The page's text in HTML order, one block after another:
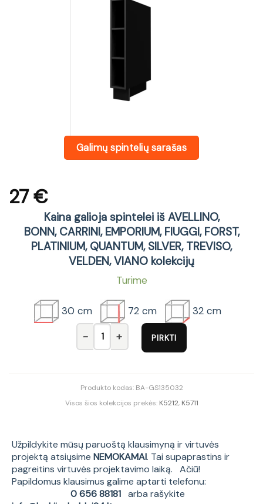
Galimų spintelių sarašas
27€
Kaina galioja spintelei iš AVELLINO,
BONN, CARRINI, EMPORIUM, FIUGGI, FORST,
PLATINIUM, QUANTUM, SILVER, TREVISO,
VELDEN, VIANO kolekcijų
Turime
30 cm 72 cm 32 cm
produkto kiekis: PLATINIUM 30 cm
PIRKTI
Produkto kodas: BA-GS135032
Visos šios kolekcijos prekės: K5212, K5711
Užpildykite mūsų paruoštą klausimyną ir virtuvės
projektą atsiųsime NEMOKAMAI. Tai supaprastins ir
pagreitins virtuvės projektavimo laiką. Ačiū!
Papildomus klausimus galime aptarti telefonu:
0 656 88181arba rašykite